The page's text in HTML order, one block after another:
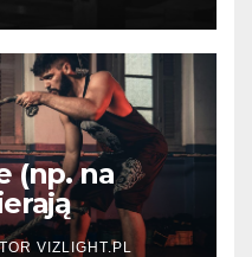
(np. na
VIZLIGHT.PL